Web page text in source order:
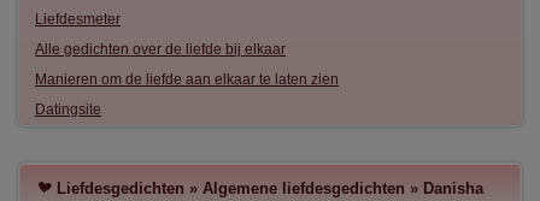
Liefdesmeter
Alle gedichten over de liefde bij elkaar
Manieren om de liefde aan elkaar te laten zien
Datingsite
Liefdesgedichten » Algemene liefdesgedichten » Danisha